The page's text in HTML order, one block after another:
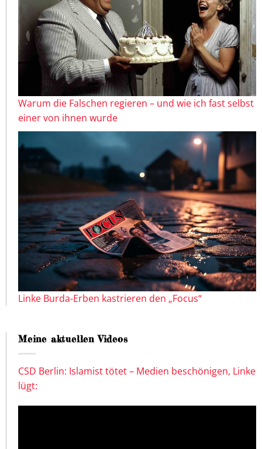
Warum die Falschen regieren – und wie ich fast selbst
einer von ihnen wurde
Linke Burda-Erben kastrieren den „Focus“
Meine aktuellen Videos
CSD Berlin: Islamist tötet – Medien beschönigen, Linke
lügt: